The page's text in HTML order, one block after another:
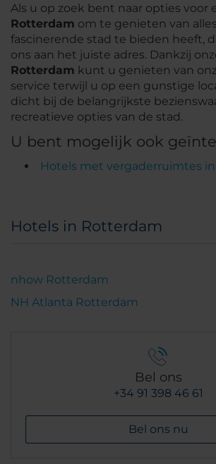
Als u op zoek bent naar opties voor
Rotterdam om te genieten van
fascinerende stad te bieden heeft,
ons aan het juiste adres. Dankzij
Rotterdam kunt u genieten van
service terwijl u op een gunstige
dicht bij de belangrijkste
recreatieve opties van de stad.
U bent mogelijk ook
Hotels met vergaderruimtes
Hotels in Rotterdam
nhow Rotterdam
NH Atlanta Rotterdam
Bel ons
+34 91 398 46 61
Bel ons nu